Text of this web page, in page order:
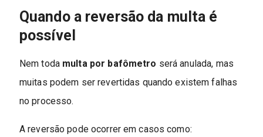
Quando a reversão da multa é
possível
Nem toda multa por bafômetro será anulada, mas
muitas podem ser revertidas quando existem falhas
no processo.
A reversão pode ocorrer em casos como: